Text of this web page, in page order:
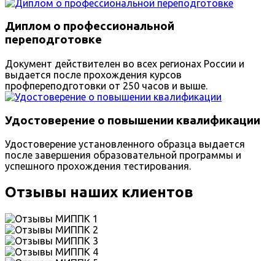
Диплом о профессиональной
переподготовке
Документ действителен во всех регионах России и
выдается после прохождения курсов
профпереподготовки от 250 часов и выше.
Удостоверение о повышении квалификации
Удостоверение установленного образца выдается
после завершения образовательной программы и
успешного прохождения тестирования.
Отзывы наших клиентов